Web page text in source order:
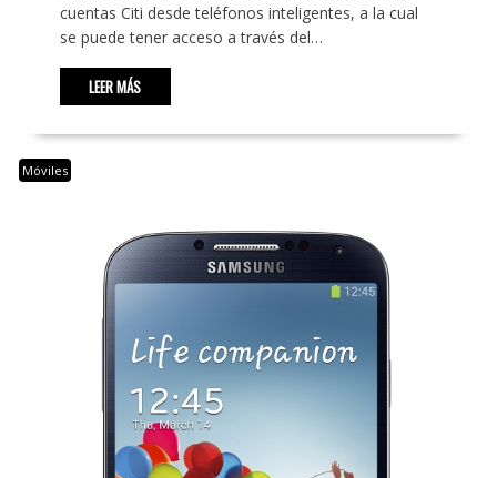
cuentas Citi desde teléfonos inteligentes, a la cual
se puede tener acceso a través del…
LEER MÁS
Móviles